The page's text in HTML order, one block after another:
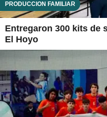
PRODUCCIÓN FAMILIAR
Entregaron 300 kits de
El Hoyo